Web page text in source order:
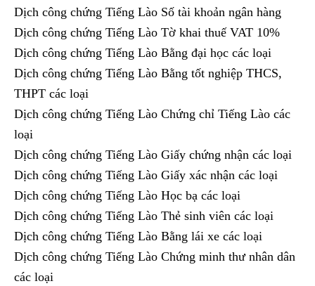
Dịch công chứng Tiếng Lào Số tài khoản ngân hàng
Dịch công chứng Tiếng Lào Tờ khai thuế VAT 10%
Dịch công chứng Tiếng Lào Bằng đại học các loại
Dịch công chứng Tiếng Lào Bằng tốt nghiệp THCS,
THPT các loại
Dịch công chứng Tiếng Lào Chứng chỉ Tiếng Lào các
loại
Dịch công chứng Tiếng Lào Giấy chứng nhận các loại
Dịch công chứng Tiếng Lào Giấy xác nhận các loại
Dịch công chứng Tiếng Lào Học bạ các loại
Dịch công chứng Tiếng Lào Thẻ sinh viên các loại
Dịch công chứng Tiếng Lào Bằng lái xe các loại
Dịch công chứng Tiếng Lào Chứng minh thư nhân dân
các loại